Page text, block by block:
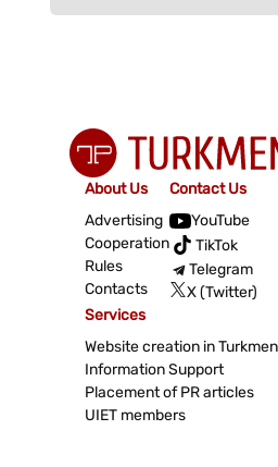
About Us
Advertising
Cooperation
Rules
Contacts
Contact Us
YouTube
TikTok
Telegram
X (Twitter)
Services
Website creation in
Information Support
Placement of PR articles
UIET members